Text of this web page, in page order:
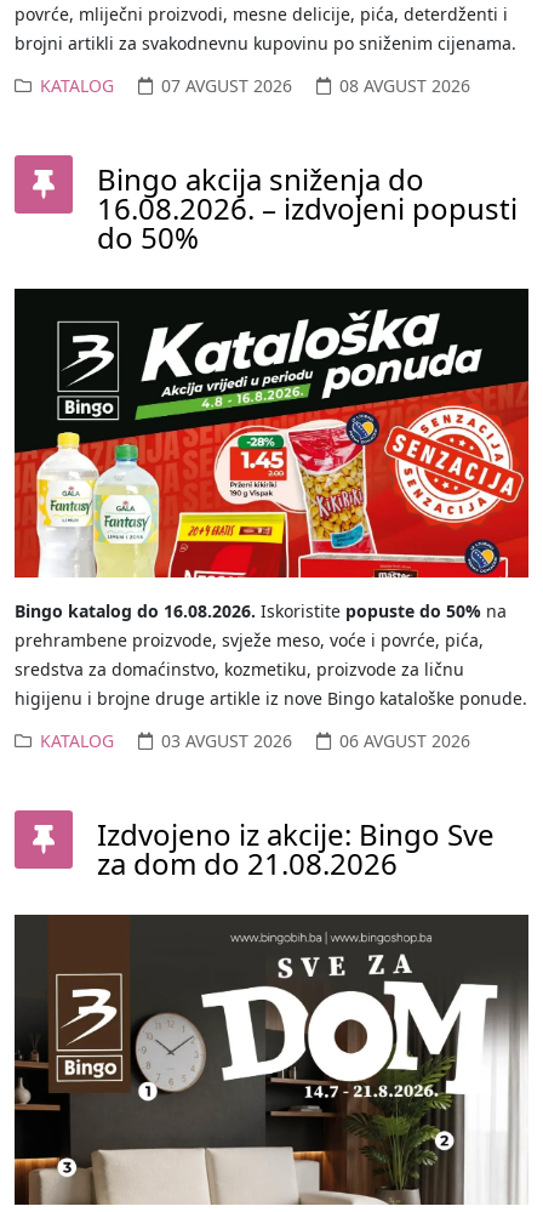
povrće, mliječni proizvodi, mesne delicije, pića, deterdženti i
brojni artikli za svakodnevnu kupovinu po sniženim cijenama.
KATALOG
07 AVGUST 2026 08 AVGUST 2026
Bingo akcija sniženja do
16.08.2026. – izdvojeni popusti
do 50%
Bingo katalog do 16.08.2026. Iskoristite popuste do 50% na
prehrambene proizvode, svježe meso, voće i povrće, pića,
sredstva za domaćinstvo, kozmetiku, proizvode za ličnu
higijenu i brojne druge artikle iz nove Bingo kataloške ponude.
KATALOG
03 AVGUST 2026 06 AVGUST 2026
Izdvojeno iz akcije: Bingo Sve
za dom do 21.08.2026